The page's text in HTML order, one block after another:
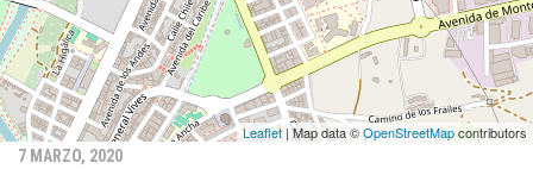
Leaflet | Map data ©OpenStreetMapcontributors
7 MARZO, 2020